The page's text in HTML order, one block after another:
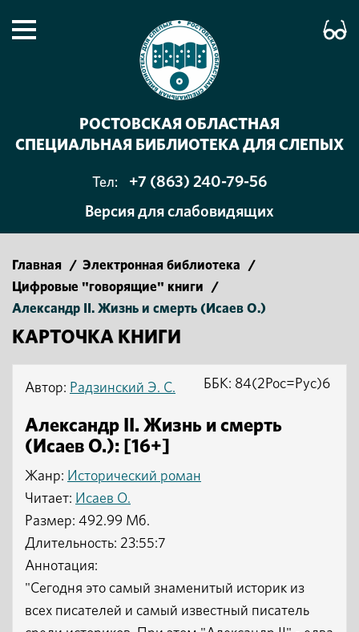
РОСТОВСКАЯ ОБЛАСТНАЯ
СПЕЦИАЛЬНАЯ БИБЛИОТЕКА ДЛЯ СЛЕПЫХ
Тел:
+7 (863) 240-79-56
Версия для слабовидящих
Главная / Электронная библиотека
/
Цифровые "говорящие" книги
/
Александр II. Жизнь и смерть (Исаев О.)
КАРТОЧКА КНИГИ
Автор: Радзинский Э. С.
Александр II. Жизнь и смерть
(Исаев О.): [16+]
Жанр: Исторический роман
Читает: Исаев О.
ББК: 84(2Рос=Рус)6
Размер: 492.99 Мб.
Длительность: 23:55:7
Аннотация:
"Сегодня это самый знаменитый историк из
всех писателей и самый известный писатель